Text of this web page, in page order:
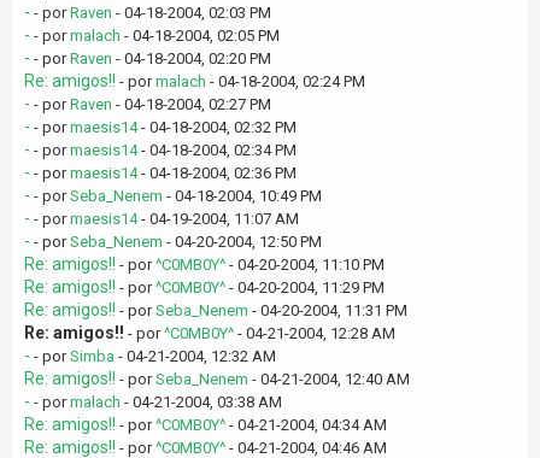
- - porRaven - 04-18-2004, 02:03 PM
- - pormalach - 04-18-2004, 02:05 PM
- - porRaven - 04-18-2004, 02:20 PM
Re: amigos!! - pormalach - 04-18-2004, 02:24 PM
- - porRaven - 04-18-2004, 02:27 PM
- - pormaesis14- 04-18-2004, 02:32 PM
- - pormaesis14- 04-18-2004, 02:34 PM
- - pormaesis14- 04-18-2004, 02:36 PM
- - porSeba_Nenem - 04-18-2004, 10:49 PM
- - pormaesis14- 04-19-2004, 11:07 AM
- - porSeba_Nenem - 04-20-2004, 12:50 PM
Re: amigos!! - por^C0MB0Y^ - 04-20-2004, 11:10 PM
Re: amigos!! - por^C0MB0Y^ - 04-20-2004, 11:29 PM
Re: amigos!! - porSeba_Nenem - 04-20-2004, 11:31 PM
Re: amigos!! - por^C0MB0Y^ - 04-21-2004, 12:28 AM
- - porSimba - 04-21-2004, 12:32 AM
Re: amigos!! - porSeba_Nenem - 04-21-2004, 12:40 AM
- - pormalach - 04-21-2004, 03:38 AM
Re: amigos!! - por^C0MB0Y^ - 04-21-2004, 04:34 AM
Re: amigos!! - por^C0MB0Y^ - 04-21-2004, 04:46 AM